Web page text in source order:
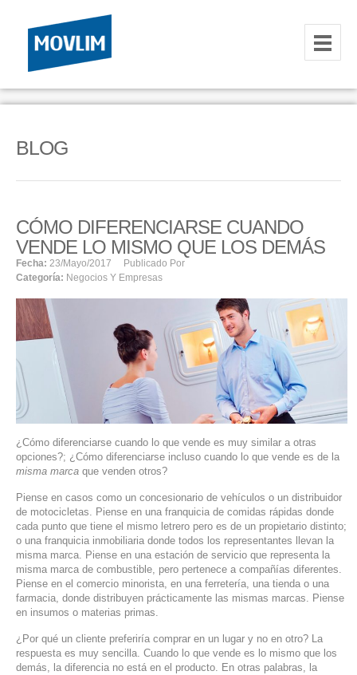
INICIO
HOSTING
HOSTING
RESELLER
SERVIDORES VPS
SERVIDORES VPS WINDOWS
SERVIDORES DEDICADOS
AGENCIA DIGITAL
PAGINAS WEB PARA NEGOCIOS
PAGINA WEB CON MANEJADOR DE CONTENIDOS
PAGINA WEB CON CATÁLOGO DE PRODUCTOS
PAGINAS WEB A MEDIDA
APPS PARA NEGOCIOS
MARKETING DIGITAL
BLOG
CÓMO DIFERENCIARSE CUANDO
VENDE LO MISMO QUE LOS DEMÁS
Fecha: 23/mayo/2017
Publicado Por
Categoría: Negocios Y Empresas
¿Cómo diferenciarse cuando lo que vende es muy similar a otras
opciones?; ¿Cómo diferenciarse incluso cuando lo que vende es de la
misma marca que venden otros?
Piense en casos como un concesionario de vehículos o un distribuidor
de motocicletas. Piense en una franquicia de comidas rápidas donde
cada punto que tiene el mismo letrero pero es de un propietario distinto;
o una franquicia inmobiliaria donde todos los representantes llevan la
misma marca. Piense en una estación de servicio que representa la
misma marca de combustible, pero pertenece a compañías diferentes.
Piense en el comercio minorista, en una ferretería, una tienda o una
farmacia, donde distribuyen prácticamente las mismas marcas. Piense
en insumos o materias primas.
¿Por qué un cliente preferiría comprar en un lugar y no en otro? La
respuesta es muy sencilla. Cuando lo que vende es lo mismo que los
demás, la diferencia no está en el producto. En otras palabras, la